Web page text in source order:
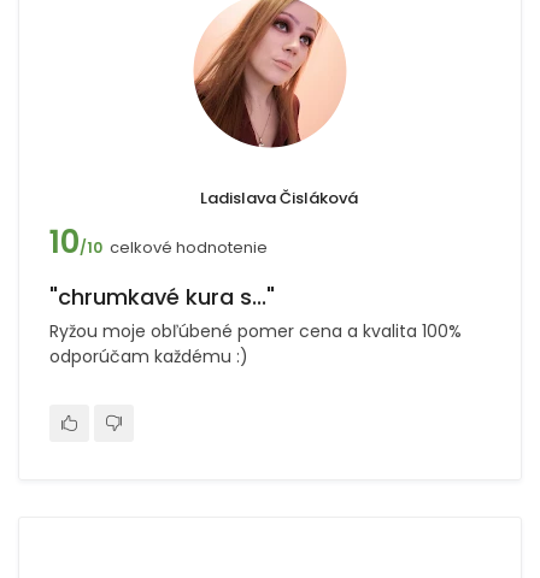
Ladislava Čisláková
10/10 celkové hodnotenie
"chrumkavé kura s..."
Ryžou moje obľúbené pomer cena a kvalita 100%
odporúčam každému :)